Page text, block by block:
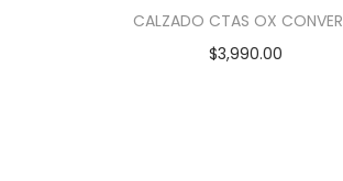
CALZADO CTAS OX
$3,990.00